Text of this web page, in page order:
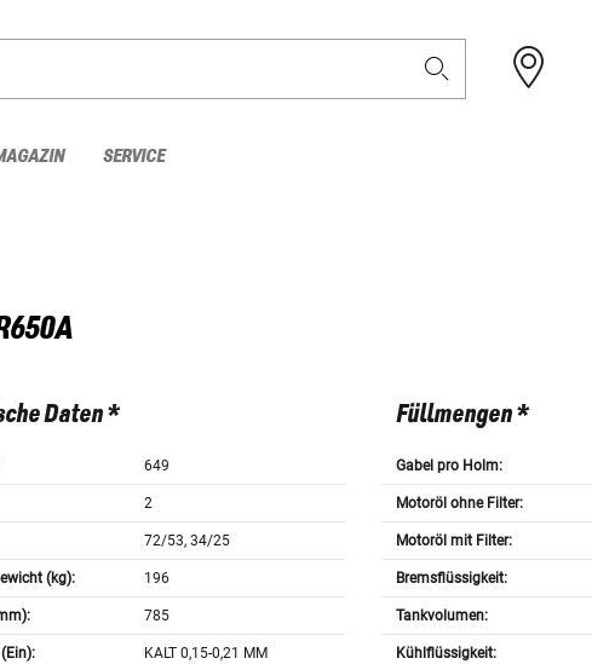
SERVICE
Daten *
649
2
72/53, 34/25
(kg): 196
785
KALT 0,15-0,21 MM
Füllmengen *
Gabel pro Holm:
Motoröl ohne Filter:
Motoröl mit Filter:
Bremsflüssigkeit:
Tankvolumen:
Kühlflüssigkeit: